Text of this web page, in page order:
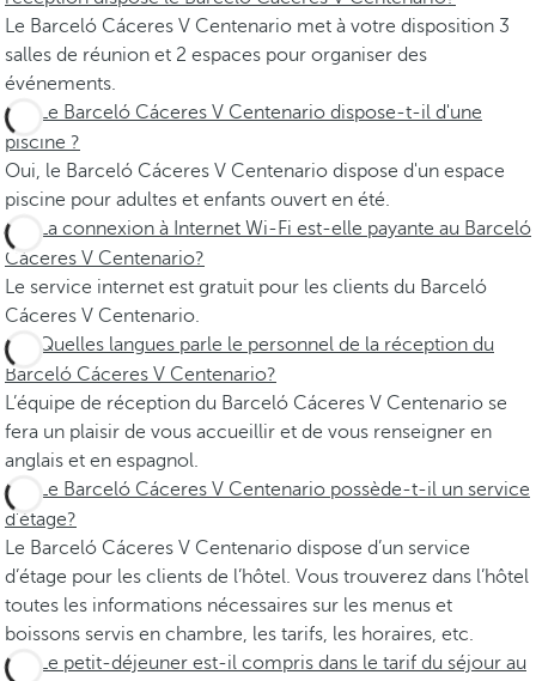
Le Barceló Cáceres V Centenario met à votre disposition 3
salles de réunion et 2 espaces pour organiser des
événements.
Le Barceló Cáceres V Centenario dispose-t-il d'une
piscine ?
Oui, le Barceló Cáceres V Centenario dispose d'un espace
piscine pour adultes et enfants ouvert en été.
La connexion à Internet Wi-Fi est-elle payante au Barceló
Cáceres V Centenario?
Le service internet est gratuit pour les clients du Barceló
Cáceres V Centenario.
Quelles langues parle le personnel de la réception du
Barceló Cáceres V Centenario?
L’équipe de réception du Barceló Cáceres V Centenario se
fera un plaisir de vous accueillir et de vous renseigner en
anglais et en espagnol.
Le Barceló Cáceres V Centenario possède-t-il un service
d’étage?
Le Barceló Cáceres V Centenario dispose d’un service
d’étage pour les clients de l’hôtel. Vous trouverez dans l’hôtel
toutes les informations nécessaires sur les menus et
boissons servis en chambre, les tarifs, les horaires, etc.
Le petit-déjeuner est-il compris dans le tarif du séjour au